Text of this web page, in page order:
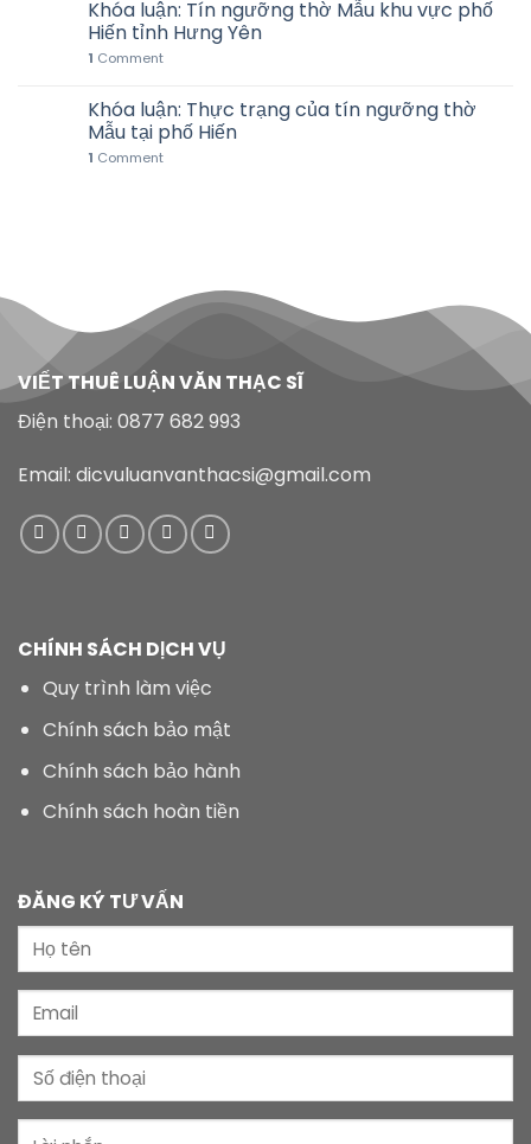
Khóa luận: Tín ngưỡng thờ Mẫu khu vực phố
Hiến tỉnh Hưng Yên
1 Comment
Khóa luận: Thực trạng của tín ngưỡng thờ
Mẫu tại phố Hiến
1 Comment
VIẾT THUÊ LUẬN VĂN THẠC SĨ
Điện thoại: 0877 682 993
Email: dicvuluanvanthacsi@gmail.com
CHÍNH SÁCH DỊCH VỤ
Quy trình làm việc
Chính sách bảo mật
Chính sách bảo hành
Chính sách hoàn tiền
ĐĂNG KÝ TƯ VẤN